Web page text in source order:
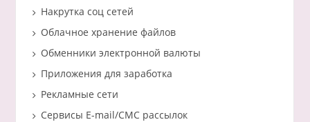
Накрутка соц сетей
Облачное хранение файлов
Обменники электронной валюты
Приложения для заработка
Рекламные сети
Сервисы E-mail/СМС рассылок